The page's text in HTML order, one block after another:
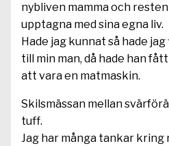
nybliven mamma och
upptagna med sina egna liv.
Hade jag kunnat så hade
till min man, då hade han
att vara en matmaskin.
Skilsmässan mellan
tuff.
Jag har många tankar